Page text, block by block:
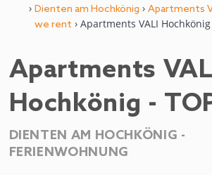
› Dienten am Hochkönig › Apartments
we rent › Apartments VALI Hochkönig
Apartments
Hochkönig -
DIENTEN AM HOCHKÖNIG -
FERIENWOHNUNG